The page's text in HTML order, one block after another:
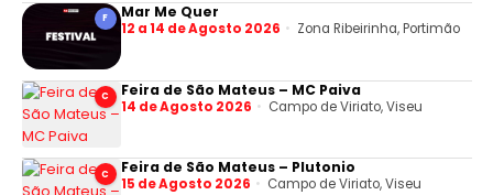
F Mar Me Quer
12 a 14 de Agosto 2026 Zona Ribeirinha, Portimão
C Feira de São Mateus – MC Paiva
14 de Agosto 2026 Campo de Viriato, Viseu
C Feira de São Mateus – Plutonio
15 de Agosto 2026 Campo de Viriato, Viseu